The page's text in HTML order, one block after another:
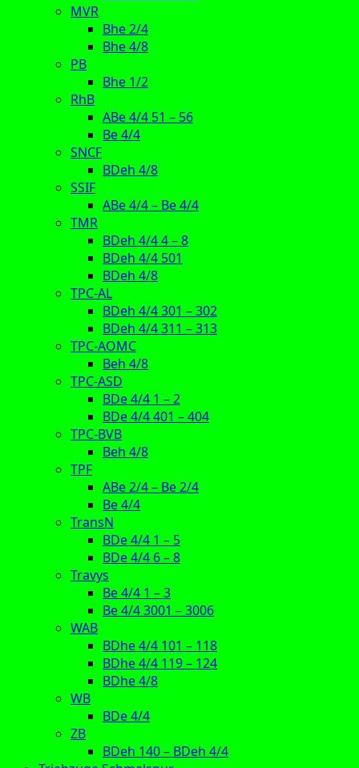
MVR
Bhe 2/4
Bhe 4/8
PB
Bhe 1/2
RhB
ABe 4/4 51 – 56
Be 4/4
SNCF
BDeh 4/8
SSIF
ABe 4/4 – Be 4/4
TMR
BDeh 4/4 4 – 8
BDeh 4/4 501
BDeh 4/8
TPC-AL
BDeh 4/4 301 – 302
BDeh 4/4 311 – 313
TPC-AOMC
Beh 4/8
TPC-ASD
BDe 4/4 1 – 2
BDe 4/4 401 – 404
TPC-BVB
Beh 4/8
TPF
ABe 2/4 – Be 2/4
Be 4/4
TransN
BDe 4/4 1 – 5
BDe 4/4 6 – 8
Travys
Be 4/4 1 – 3
Be 4/4 3001 – 3006
WAB
BDhe 4/4 101 – 118
BDhe 4/4 119 – 124
BDhe 4/8
WB
BDe 4/4
ZB
BDeh 140 – BDeh 4/4